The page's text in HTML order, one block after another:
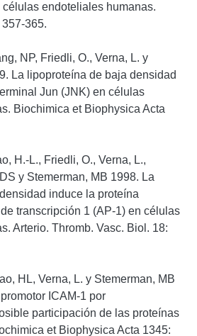
endoteliales humanas.
365.
NP, Friedli, O., Verna, L. y
La lipoproteína de baja densidad
Jun (JNK) en células
Biochimica et Biophysica Acta
H.-L., Friedli, O., Verna, L.,
y Stemerman, MB 1998. La
induce la proteína
transcripción 1 (AP-1) en células
Arterio. Thromb. Vasc. Biol. 18:
HL, Verna, L. y Stemerman, MB
ICAM-1 por
participación de las proteínas
et Biophysica Acta 1345: